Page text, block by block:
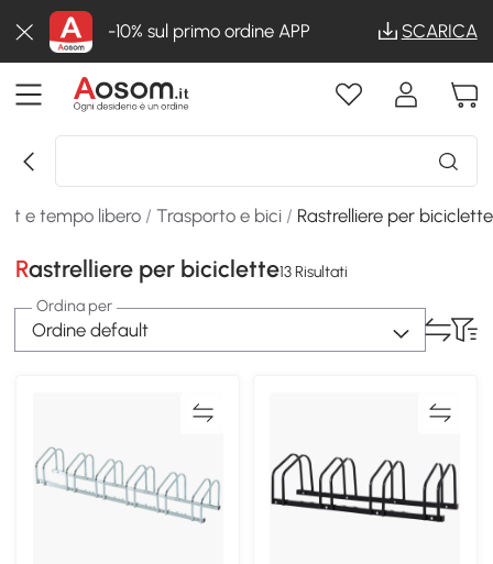
-10% sul primo ordine APP SCARICA
e tempo libero /Trasporto e bici / Rastrelliere per biciclette
Rastrelliere per biciclette13 Risultati
Ordina per
Ordine default